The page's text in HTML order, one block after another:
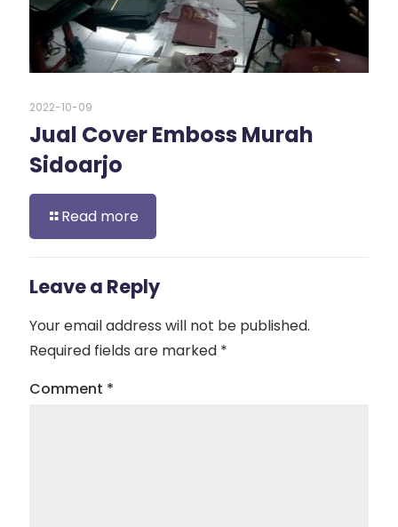
2022-10-09
Jual Cover Emboss Murah
Sidoarjo
Read more
Leave a Reply
Your email address will not be published.
Required fields are marked *
Comment *